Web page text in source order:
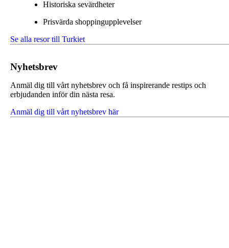
Historiska sevärdheter
Prisvärda shoppingupplevelser
Se alla resor till Turkiet
Nyhetsbrev
Anmäl dig till vårt nyhetsbrev och få inspirerande restips och
erbjudanden inför din nästa resa.
Anmäl dig till vårt nyhetsbrev här